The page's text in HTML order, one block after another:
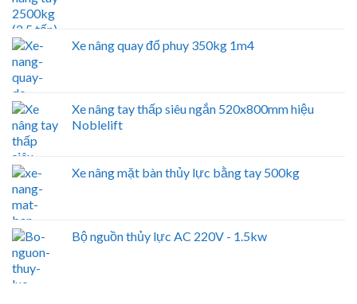
Xe nâng quay đổ phuy 350kg 1m4
Xe nâng tay thấp siêu ngắn 520x800mm hiệu
Noblelift
Xe nâng mặt bàn thủy lực bằng tay 500kg
Bộ nguồn thủy lực AC 220V - 1.5kw